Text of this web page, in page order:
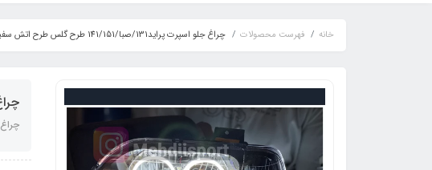
خانه فهرست محصولات چراغ جلو اسپرت پراید131/صبا/141/151 طرح گلس طرح اتش سفید
چراغ
چراغ جلو